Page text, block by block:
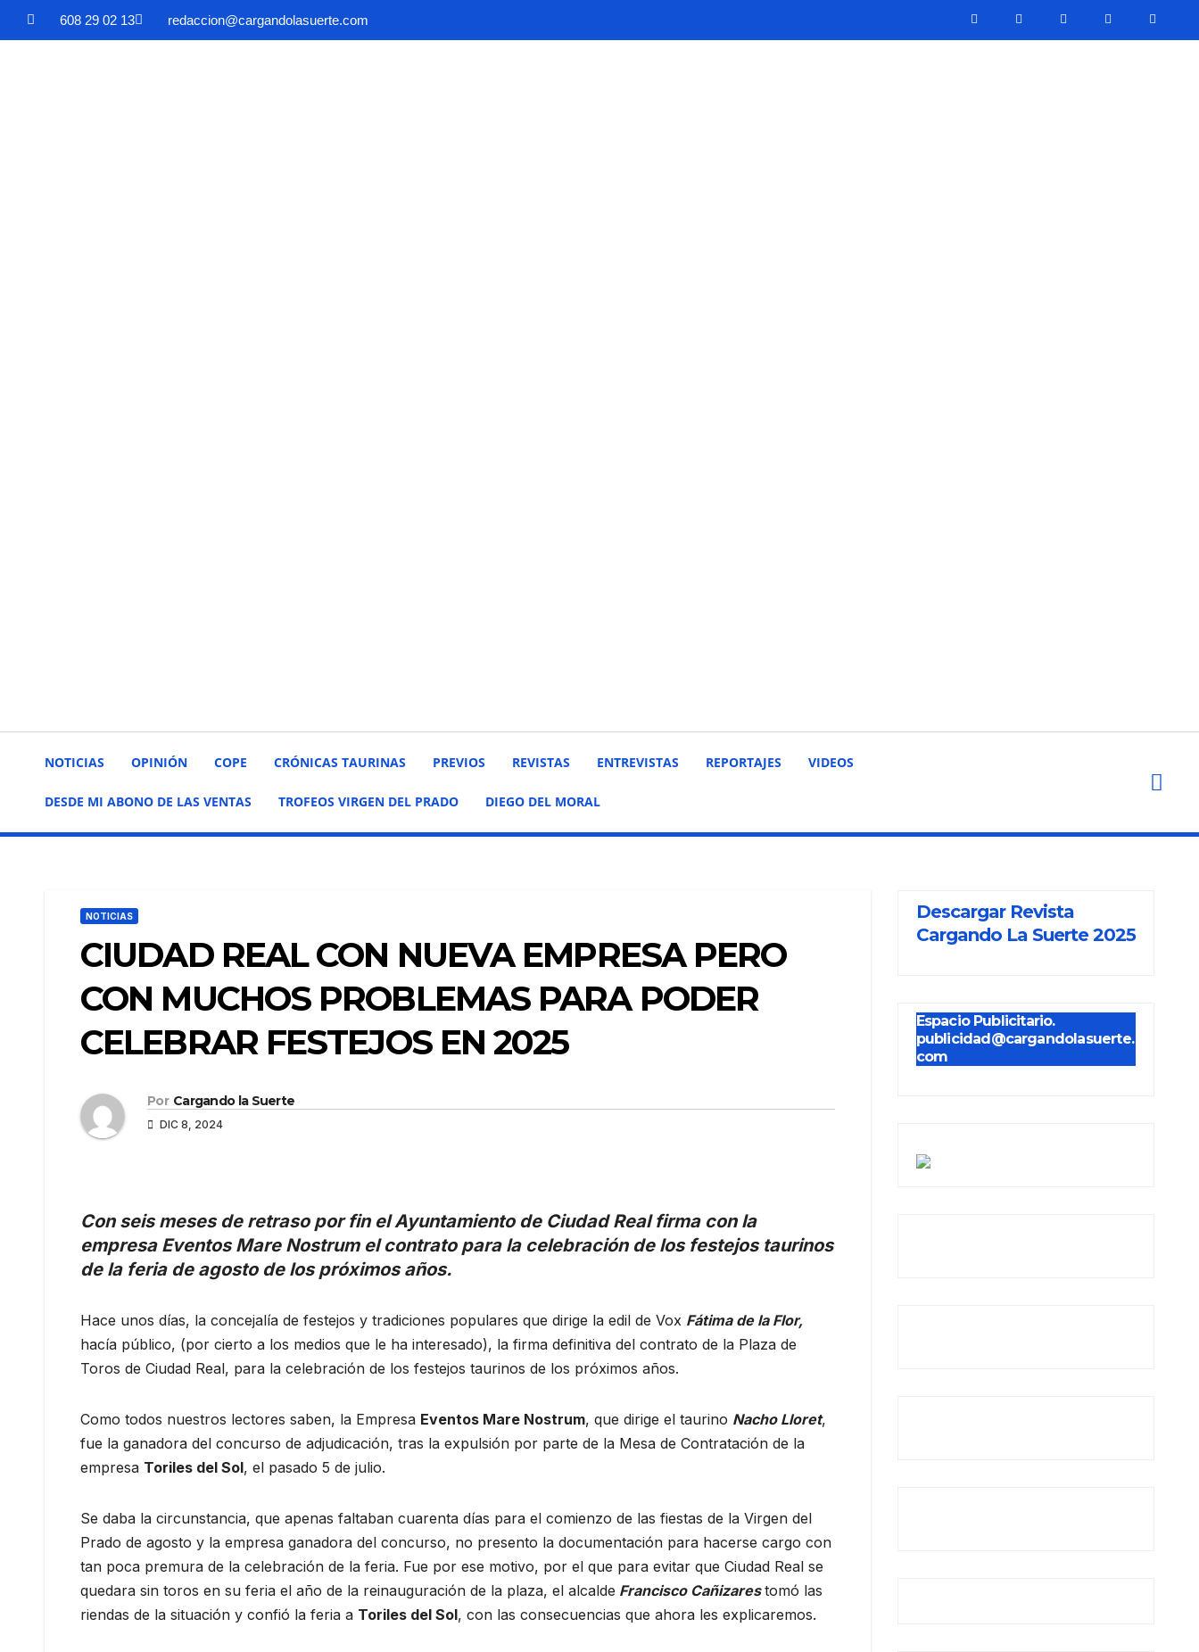
608 29 02 13 redaccion@cargandolasuerte.com
NOTICIAS OPINIÓN COPE CRÓNICAS TAURINAS PREVIOS REVISTAS ENTREVISTAS REPORTAJES VIDEOS
DESDE MI ABONO DE LAS VENTAS TROFEOS VIRGEN DEL PRADO DIEGO DEL MORAL
NOTICIAS
CIUDAD REAL CON NUEVA EMPRESA PERO
CON MUCHOS PROBLEMAS PARA PODER
CELEBRAR FESTEJOS EN 2025
Por Cargando la Suerte
DIC 8, 2024
Con seis meses de retraso por fin el Ayuntamiento de Ciudad Real firma con la
empresa Eventos Mare Nostrum el contrato para la celebración de los festejos taurinos
de la feria de agosto de los próximos años.
Hace unos días, la concejalía de festejos y tradiciones populares que dirige la edil de Vox Fátima de la Flor,
hacía público, (por cierto a los medios que le ha interesado), la firma definitiva del contrato de la Plaza de
Toros de Ciudad Real, para la celebración de los festejos taurinos de los próximos años.
Como todos nuestros lectores saben, la Empresa Eventos Mare Nostrum, que dirige el taurino Nacho Lloret,
fue la ganadora del concurso de adjudicación, tras la expulsión por parte de la Mesa de Contratación de la
empresa Toriles del Sol, el pasado 5 de julio.
Se daba la circunstancia, que apenas faltaban cuarenta días para el comienzo de las fiestas de la Virgen del
Prado de agosto y la empresa ganadora del concurso, no presento la documentación para hacerse cargo con
tan poca premura de la celebración de la feria. Fue por ese motivo, por el que para evitar que Ciudad Real se
quedara sin toros en su feria el año de la reinauguración de la plaza, el alcalde Francisco Cañizarestomó las
riendas de la situación y confió la feria a Toriles del Sol, con las consecuencias que ahora les explicaremos.
Descargar Revista
Cargando La Suerte 2025
Espacio Publicitario.
publicidad@cargandolasuerte.
com